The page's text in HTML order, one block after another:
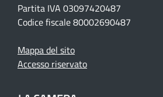
Partita IVA 03097420487
Codice fiscale 80002690487
Mappa del sito
Accesso riservato